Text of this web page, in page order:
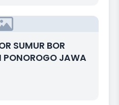
SUMUR BOR
PONOROGO JAWA